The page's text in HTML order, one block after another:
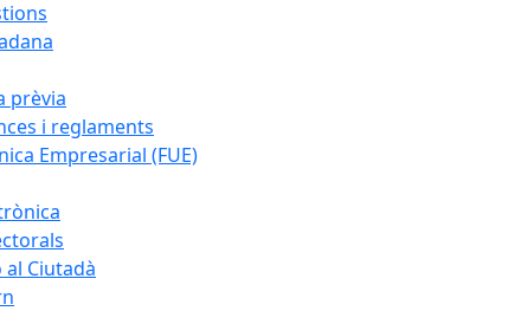
prèvia
i reglaments
Empresarial (FUE)
Ciutadà